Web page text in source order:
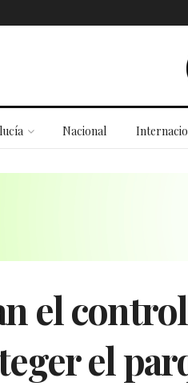
Nacional
el
el